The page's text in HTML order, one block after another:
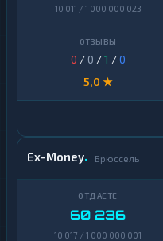
10 011 / 1 000 000 023
0 / 0 /1 /0
5,0 ★
Ex-Money Брюссель
60 236
10 017 / 1 000 000 001